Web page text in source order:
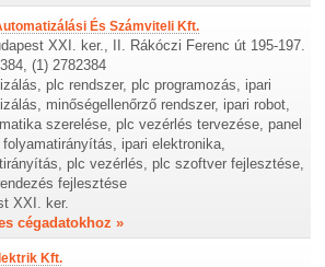
És Számviteli Kft.
XXI. ker., II. Rákóczi Ferenc út 195-197.
(1) 2782384
plc rendszer, plc programozás, ipari
minőségellenőrző rendszer, ipari robot,
szerelése, plc vezérlés tervezése, panel
ipari elektronika,
plc vezérlés, plc szoftver fejlesztése,
fejlesztése
XXI. ker.
cégadatokhoz »
Kft.